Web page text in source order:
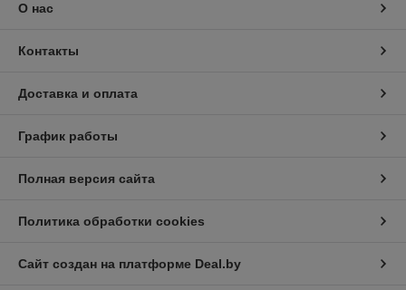
О нас
Контакты
Доставка и оплата
График работы
Полная версия сайта
Политика обработки cookies
Сайт создан на платформе Deal.by